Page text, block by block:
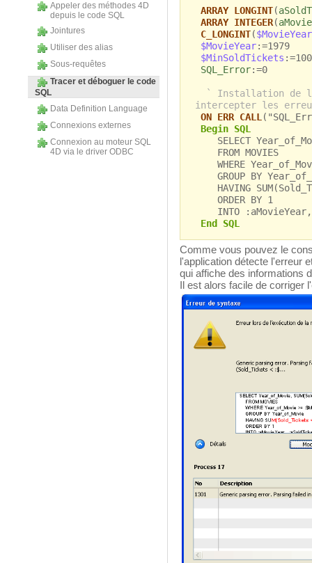
Appeler des méthodes 4D
depuis le code SQL
Jointures
Utiliser des alias
Sous-requêtes
Tracer et déboguer le code
SQL
Data Definition Language
Connexions externes
Connexion au moteur SQL
4D via le driver ODBC
ARRAY LONGINT(
ARRAY INTEGER(
C_LONGINT($MovieYear
$MovieYear:=1979
$MinSoldTickets
SQL_Error:=0
` Installation de la
intercepter les
ON ERR CALL
Begin SQL
SELECT
FROM MOVIES
WHERE
GROUP BY
HAVING
ORDER BY 1
INTO
End SQL
Comme vous pouvez le
l'application détecte l'erreur
qui affiche des informations
Il est alors facile de corriger